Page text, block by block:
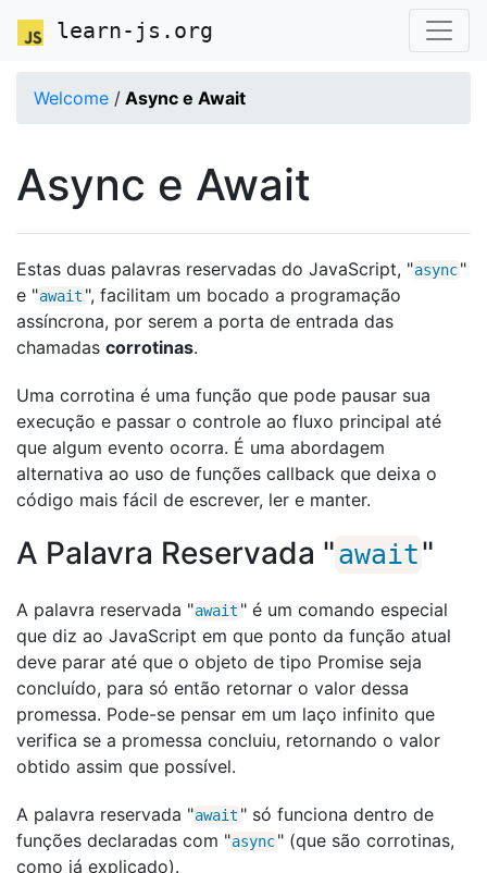
learn-js.org
Welcome / Async e Await
Async e Await
Estas duas palavras reservadas do JavaScript, "async"
e "await ", facilitam um bocado a programação
assíncrona, por serem a porta de entrada das
chamadas corrotinas.
Uma corrotina é uma função que pode pausar sua
execução e passar o controle ao fluxo principal até
que algum evento ocorra. É uma abordagem
alternativa ao uso de funções callback que deixa o
código mais fácil de escrever, ler e manter.
A Palavra Reservada "await"
A palavra reservada "await " é um comando especial
que diz ao JavaScript em que ponto da função atual
deve parar até que o objeto de tipo Promise seja
concluído, para só então retornar o valor dessa
promessa. Pode-se pensar em um laço infinito que
verifica se a promessa concluiu, retornando o valor
obtido assim que possível.
A palavra reservada "await " só funciona dentro de
funções declaradas com "async" (que são corrotinas,
como já explicado).